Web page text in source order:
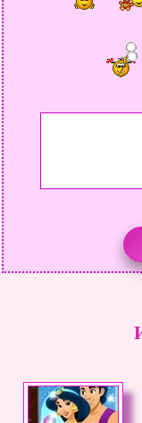
классный сайт!!!
Анюта Полонская
Фигово что по
мне очень нравятся
РАССКАЗАЛА ПРО
Сабина
1)игра супер